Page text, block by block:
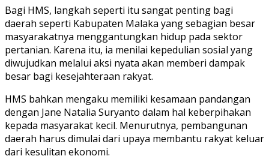
Bagi HMS, langkah seperti itu sangat penting bagi
daerah seperti Kabupaten Malaka yang sebagian besar
masyarakatnya menggantungkan hidup pada sektor
pertanian. Karena itu, ia menilai kepedulian sosial yang
diwujudkan melalui aksi nyata akan memberi dampak
besar bagi kesejahteraan rakyat.
HMS bahkan mengaku memiliki kesamaan pandangan
dengan Jane Natalia Suryanto dalam hal keberpihakan
kepada masyarakat kecil. Menurutnya, pembangunan
daerah harus dimulai dari upaya membantu rakyat keluar
dari kesulitan ekonomi.